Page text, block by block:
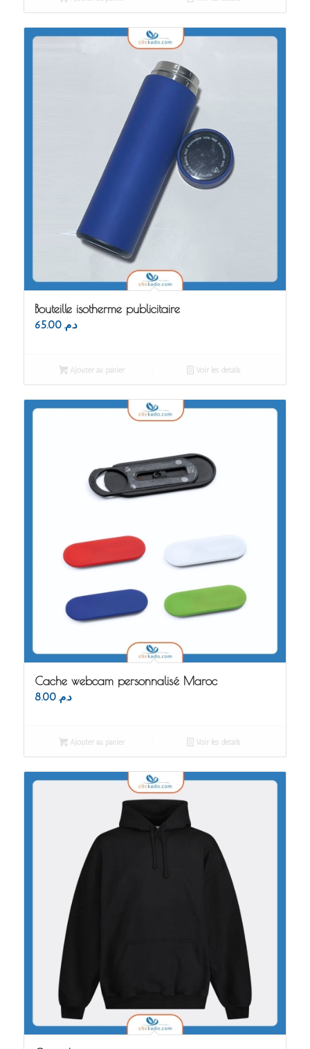
Bouteille isotherme publicitaire
د.م. 65.00
Ajouter au panier Voir les détails
Cache webcam personnalisé Maroc
د.م. 8.00
Ajouter au panier Voir les détails